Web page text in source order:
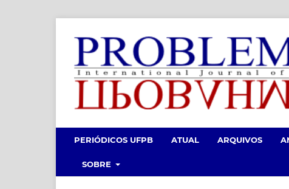
PERIÓDICOS UFPB ATUAL ARQUIVOS
SOBRE